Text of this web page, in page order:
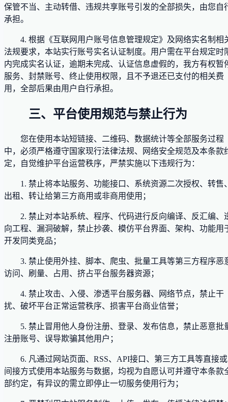
保管不当、主动转借、违规共享账号引发的全部损失，由您自
承担。
4. 根据《互联网用户账号信息管理规定》及网络实名制相
法规要求，本站实行账号实名认证制度。用户需在平台规定时
内完成实名认证，逾期未完成、认证信息虚假的，我方有权暂
服务、封禁账号、终止使用权限，且不予退还已支付的相关费
用，全部后果由用户自行承担。
三、平台使用规范与禁止行为
您在使用本站短链接、二维码、数据统计等全部服务过程
中，必须严格遵守国家现行法律法规、网络安全规范及本条款
定，自觉维护平台运营秩序，严禁实施以下违规行为：
1. 禁止将本站服务、功能接口、系统资源二次授权、转售
出租、转让给第三方商用或非商用使用；
2. 禁止对本站系统、程序、代码进行反向编译、反汇编、
向工程、漏洞破解，禁止抄袭、模仿平台界面、架构、功能用
开发同类竞品；
3. 禁止使用外挂、脚本、爬虫、批量工具等第三方程序恶
访问、刷量、占用、挤占平台服务器资源；
4. 禁止攻击、入侵、渗透平台服务器、网络节点，禁止干
扰、破坏平台正常运营秩序、损害平台商业信誉；
5. 禁止冒用他人身份注册、登录、发布信息，禁止恶意批
注册账号、误导欺骗其他用户；
6. 凡通过网站页面、RSS、API接口、第三方工具等直接或
间接方式使用本站服务与数据，均视为自愿认可并遵守本条款
部约定，有异议的需立即停止一切服务使用行为；